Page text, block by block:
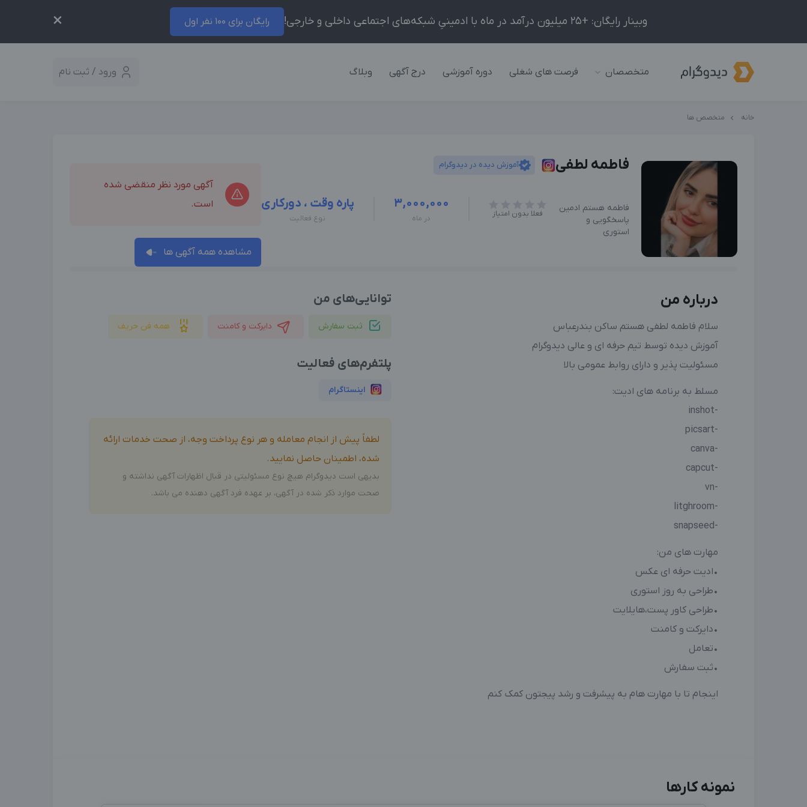
وبینار رایگان: +25 میلیون درآمد در ماه با ادمینیِ شبکه‌های اجتماعی داخلی و خارجی! رایگان برای 100 نفر اول ×
متخصصان فرصت های شغلی دوره آموزشی درج آگهی وبلاگ ورود / ثبت نام
خانه متخصص ها
فاطمه لطفی آموزش دیده در دیدوگرام
فاطمه هستم ادمین
پاسخگویی و
استوری
فعلا بدون امتیاز
3,000,000
در ماه
پاره وقت ، دورکاری
نوع فعالیت
آگهی مورد نظر منقضی شده
است.
مشاهده همه آگهی ها
درباره من
‌‌‌سلام فاطمه لطفی هستم ساکن بندرعباس
آموزش دیده توسط تیم حرفه ای و عالی دیدوگرام
مسئولیت پذیر و دارای روابط عمومی بالا
مسلط به برنامه های ادیت:
‏-inshot
‏-picsart
‏-canva
‏-capcut
‏-vn
‏-litghroom
‏-snapseed
مهارت های من:
•ادیت حرفه ای عکس
•طراحی به روز استوری
•طراحی کاور پست،هایلایت
•دایرکت و کامنت
•تعامل
•ثبت سفارش
اینجام تا با مهارت هام به پیشرفت و رشد پیجتون کمک کنم
توانایی‌های من
ثبت سفارش دایرکت و کامنت همه فن حریف
پلتفرم‌های فعالیت
اینستاگرام
لطفاً پیش از انجام معامله و هر نوع پرداخت وجه، از صحت خدمات ارائه
شده، اطمینان حاصل نمایید.
بدیهی است دیدوگرام هیچ نوع مسئولیتی در قبال اظهارات آگهی نداشته و
صحت موارد ذکر شده در آگهی، بر عهده فرد آگهی دهنده می باشد.
نمونه کارها